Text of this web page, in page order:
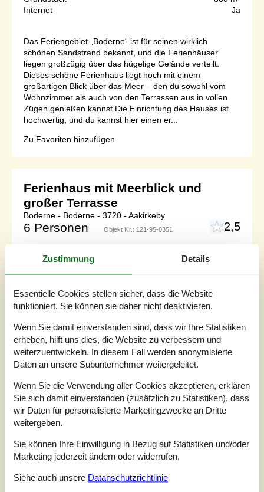
Internet
Ja
Das Feriengebiet „Boderne“ ist für seinen wirklich
schönen Sandstrand bekannt, und die Ferienhäuser
liegen großzügig über das hügelige Gelände verteilt.
Dieses schöne Ferienhaus liegt hoch mit einem
großartigen Blick über das Meer – den du sowohl vom
Wohnzimmer als auch von den Terrassen aus in vollen
Zügen genießen kannst.Die Einrichtung des Hauses ist
hochwertig, und du kannst hier einen er...
Zu Favoriten hinzufügen
Ferienhaus mit Meerblick und
großer Terrasse
Boderne - Boderne - 3720 - Aakirkeby
6 Personen Objekt Nr.: 121-95-0351 2,5
7 Übernachtungen
Haustiere
Zustimmung Details
Essentielle Cookies stellen sicher, dass die Website
funktioniert, Sie können sie daher nicht deaktivieren.
Wenn Sie damit einverstanden sind, dass wir Ihre Statistiken
erheben, hilft uns dies, die Website zu verbessern und
weiterzuentwickeln. In diesem Fall werden anonymisierte
Daten an unsere Subunternehmer weitergeleitet.
Wenn Sie die Verwendung aller Cookies akzeptieren, erklären
Sie sich damit einverstanden (zusätzlich zu Statistiken), dass
wir Daten für personalisierte Marketingzwecke an Dritte
weitergeben.
Sie können Ihre Einwilligung in Bezug auf Statistiken und/oder
Marketing jederzeit ändern oder widerrufen.
Siehe auch unsere Datanschutzrichtlinie